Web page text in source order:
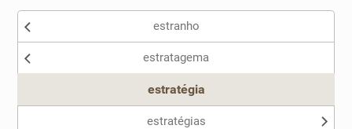
estranho
estratagema
estratégia
estratégias